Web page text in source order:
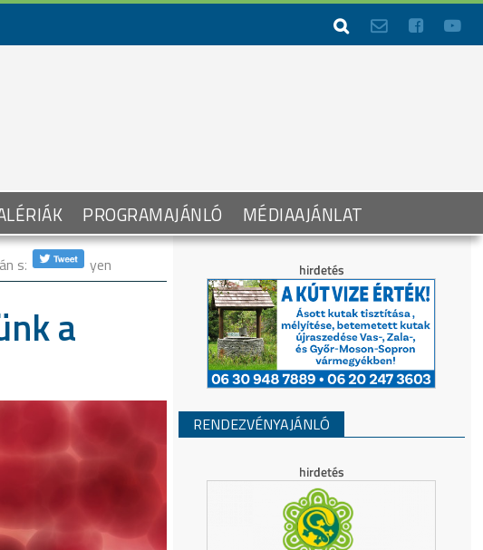
   
PROGRAMAJÁNLÓ MÉDIAAJÁNLAT
szombathelyen
a
RENDEZVÉNYAJÁNLÓ